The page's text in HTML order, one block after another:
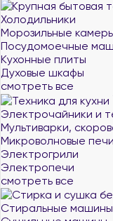
Холодильники
Морозильные
Посудомоечные
Кухонные плиты
Духовые шкафы
смотреть все
Электрочайники и
Мультиварки,
Микроволновые печи
Электрогрили
Электропечи
смотреть все
Стиральные машины